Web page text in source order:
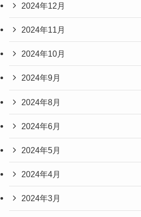
2024年12月
2024年11月
2024年10月
2024年9月
2024年8月
2024年6月
2024年5月
2024年4月
2024年3月